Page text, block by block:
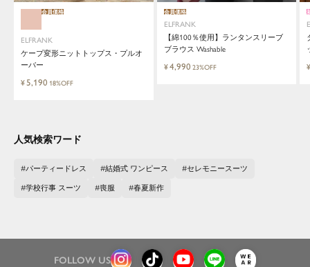
ELFRANK
ケープ変形ニットトップス・プルオ
ーバー
会員価格
¥5,190 18%OFF
ELFRANK
【綿100％使用】ランタンスリーブ
ブラウス Washable
会員価格
¥4,990 23%OFF ¥
人気検索ワード
パーティードレス 結婚式 ワンピース セレモニースーツ
学校行事 スーツ 喪服 春夏新作
FOLLOW US